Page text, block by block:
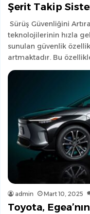
Şerit Takip
Sürüş Güvenliğini
teknolojilerinin hızla
sunulan güvenlik
artmaktadır. Bu
admin Mart 10, 2025
Toyota,